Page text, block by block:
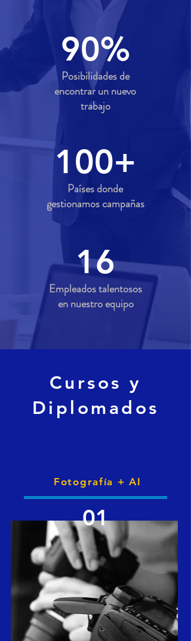
90%
Posibilidades de
encontrar un nuevo
trabajo
100+
Países donde
gestionamos campañas
16
Empleados talentosos
en nuestro equipo
Cursos y
Diplomados
Fotografía + AI
01